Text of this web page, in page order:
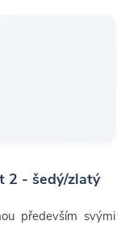
2 - šedý/zlatý
především svými